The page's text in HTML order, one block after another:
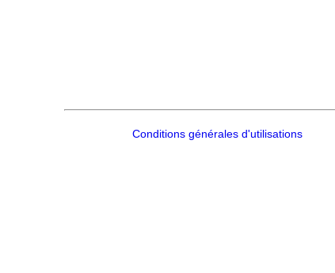
Conditions générales d'utilisations